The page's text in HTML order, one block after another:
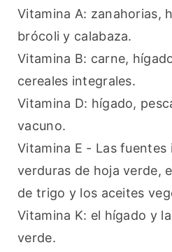
Vitamina A: zanahorias,
brócoli y calabaza.
Vitamina B: carne,
cereales integrales.
Vitamina D: hígado,
vacuno.
Vitamina E - Las fuentes
verduras de hoja verde,
de trigo y los aceites
Vitamina K: el hígado y
verde.